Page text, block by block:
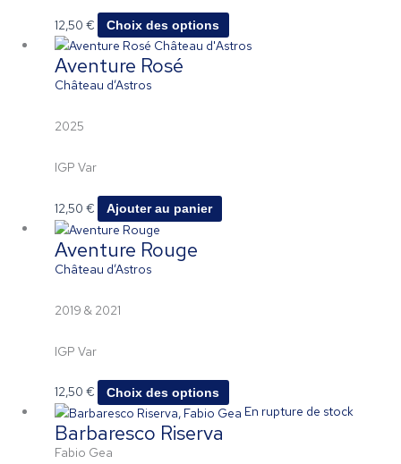
12,50€ Choix des options
être
choisies
Aventure Rosé
Château d’Astros
2025
IGP Var
12,50€ Ajouter au panier
Aventure Rouge
Château d’Astros
2019 & 2021
IGP Var
12,50€ Choix des options
être
choisiesEn rupture de stock
Barbaresco Riserva
Fabio Gea